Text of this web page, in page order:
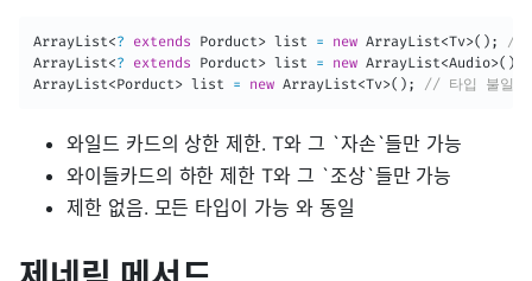
ArrayList<? extends Porduct> list = new ArrayList<Tv>( ) ;
//
ArrayList<? extends Porduct> list = new ArrayList<Audio>( )
ArrayList<Porduct> list = new ArrayList<Tv>( ) ; // 타입 불일치
와일드 카드의 상한 제한. T와 그 `자손`들만 가능
와이들카드의 하한 제한 T와 그 `조상`들만 가능
제한 없음. 모든 타입이 가능 와 동일